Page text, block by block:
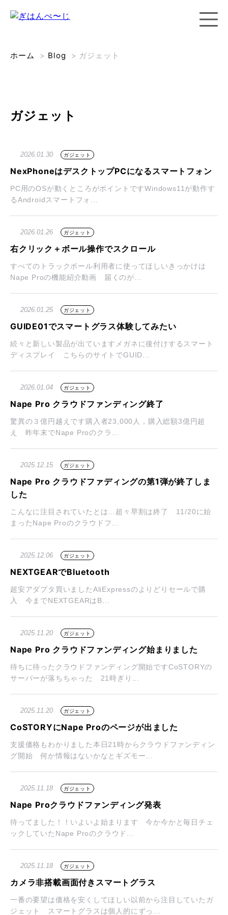
ホーム > Blog > ガジェット
ガジェット
2026.01.30 ガジェット
NexPhoneはデスクトップPCになるスマートフォン
PC用のOSが動くところがポイントですWindows11が動作す
るAndroidスマートフォ...
2026.01.26 ガジェット
右クリック＋ボール操作でスクロール
すべてのトラックボール利用者に使ってほしいきっかけは
Nape Proの機能紹介動画 届くのが...
2026.01.25 ガジェット
GUIDE01でスマートグラス体験してみたい
続々と新しい製品が出ていますメガネに後付けするスマート
ディスプレイ こちらのサイトでGUID...
2026.01.04 ガジェット
Nape Pro クラウドファンディング終了
驚異の３億円越えです購入者23,000人，購入総額3億円超
え 昨年末でNape Proのクラ...
2025.12.15 ガジェット
Nape Pro クラウドファディングの第1弾が終了しま
した
こんなに注目されていたとは…超々早割は終了 11/20に始
まったNape Proのクラウドフ...
2025.12.06 ガジェット
NEXTGEARでBluetooth
超安アダプタ買いましたAliExpressのよりどりセールで購
入 今までNEXTGEARはB...
2025.11.20 ガジェット
Nape Pro クラウドファンディング始まりました
待ちに待ったクラウドファンディング開始ですCoSTORYの
サーバーが落ちちゃった 21時ぎり...
2025.11.20 ガジェット
CoSTORYにNape Proのページが出ました
支援価格もわかりました本日21時からクラウドファンディン
グ開始 何か情報はないかなとギズモー...
2025.11.18 ガジェット
Nape Proクラウドファンディング発表
待ってました！！いよいよ始まります 今か今かと毎日チェ
ックしていたNape Proのクラウド...
2025.11.18 ガジェット
カメラ非搭載画面付きスマートグラス
一番の要望は価格を安くしてほしい以前から注目していたガ
ジェット スマートグラスは個人的にずっ...